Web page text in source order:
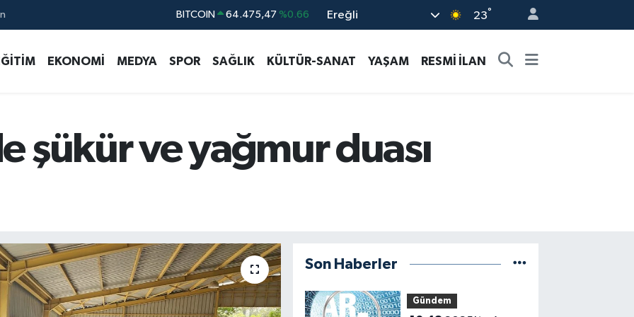
DOLAR 47,5971 %0.05
EURO 55,1336 %0.18
Ereğli 23°
EKONOMİ MEDYA SPOR SAĞLIK KÜLTÜR-SANAT YAŞAM RESMİ İLAN
şükür ve yağmur duası
Son Haberler
Gündem